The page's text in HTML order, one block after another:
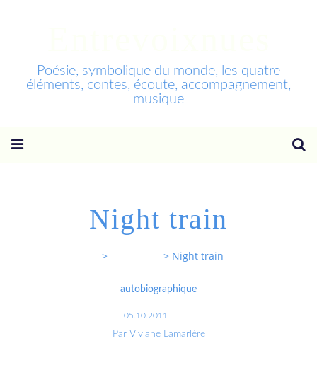
Poésie, symbolique du monde, les quatre
éléments, contes, écoute, accompagnement,
musique
Night train
> > Night train
autobiographique
05.10.2011
Par Viviane Lamarlère